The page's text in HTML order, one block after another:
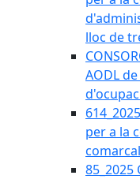
lloc de
AODL
per a la